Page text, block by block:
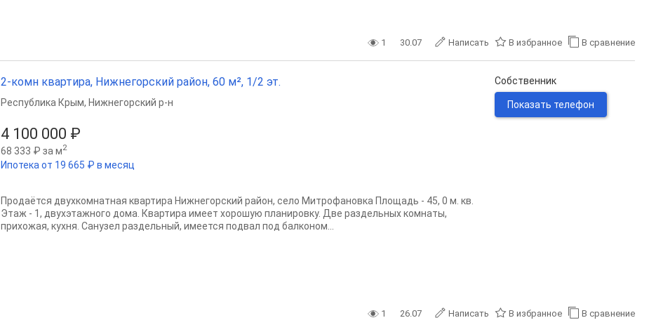
1 30.07 Написать В избранное В сравнение
2-комн квартира, Нижнегорский район, 60 м², 1/2 эт.
4 100 000 ₽
68 333 ₽ за м2
Ипотека от 19 665 ₽ в месяц
Республика Крым, Нижнегорский р-н
Продаётся двухкомнатная квартира Нижнегорский район, село Митрофановка Площадь - 45, 0 м. кв.
Этаж - 1, двухэтажного дома. Квартира имеет хорошую планировку. Две раздельных комнаты,
прихожая, кухня. Санузел раздельный, имеется подвал под балконом...
Собственник
Показать телефон
1 26.07 Написать В избранное В сравнение